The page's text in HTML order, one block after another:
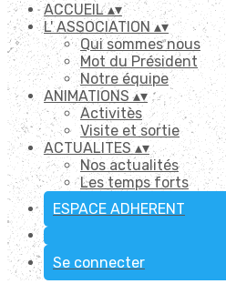
ACCUEIL▴▾
L' ASSOCIATION▴▾
Qui sommes nous
Mot du Président
Notre équipe
ANIMATIONS▴▾
Activitès
Visite et sortie
ACTUALITES ▴▾
Nos actualités
Les temps forts
ESPACE ADHERENT
Se connecter